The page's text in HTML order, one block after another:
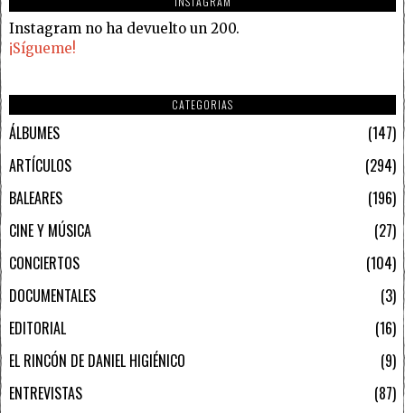
Instagram no ha devuelto un 200.
¡Sígueme!
CATEGORIAS
ÁLBUMES
147
ARTÍCULOS
294
BALEARES
196
CINE Y MÚSICA
27
CONCIERTOS
104
DOCUMENTALES
3
EDITORIAL
16
EL RINCÓN DE DANIEL HIGIÉNICO
9
ENTREVISTAS
87